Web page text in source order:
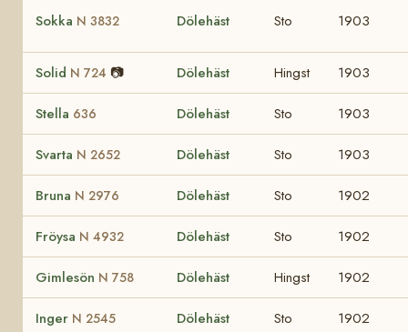
Sokka N 3832 Dölehäst Sto 1903
Solid N 724 📷 Dölehäst Hingst 1903
Stella 636 Dölehäst Sto 1903
Svarta N 2652 Dölehäst Sto 1903
Bruna N 2976 Dölehäst Sto 1902
Fröysa N 4932 Dölehäst Sto 1902
Gimlesön N 758 Dölehäst Hingst 1902
Inger N 2545 Dölehäst Sto 1902